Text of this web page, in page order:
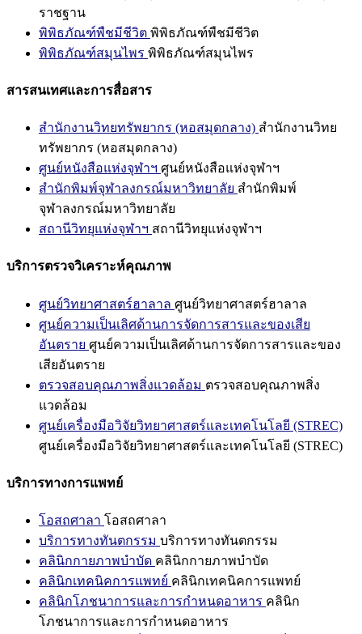
ราชฐาน
พิพิธภัณฑ์พืชมีชีวิต พิพิธภัณฑ์พืชมีชีวิต
พิพิธภัณฑ์สมุนไพร พิพิธภัณฑ์สมุนไพร
สารสนเทศและการสื่อสาร
สำนักงานวิทยทรัพยากร (หอสมุดกลาง) สำนักงานวิทย
ทรัพยากร (หอสมุดกลาง)
ศูนย์หนังสือแห่งจุฬาฯ ศูนย์หนังสือแห่งจุฬาฯ
สำนักพิมพ์จุฬาลงกรณ์มหาวิทยาลัย สำนักพิมพ์
จุฬาลงกรณ์มหาวิทยาลัย
สถานีวิทยุแห่งจุฬาฯ สถานีวิทยุแห่งจุฬาฯ
บริการตรวจวิเคราะห์คุณภาพ
ศูนย์วิทยาศาสตร์ฮาลาล ศูนย์วิทยาศาสตร์ฮาลาล
ศูนย์ความเป็นเลิศด้านการจัดการสารและของเสีย
อันตราย ศูนย์ความเป็นเลิศด้านการจัดการสารและของ
เสียอันตราย
ตรวจสอบคุณภาพสิ่งแวดล้อม ตรวจสอบคุณภาพสิ่ง
แวดล้อม
ศูนย์เครื่องมือวิจัยวิทยาศาสตร์และเทคโนโลยี (STREC)
ศูนย์เครื่องมือวิจัยวิทยาศาสตร์และเทคโนโลยี (STREC)
บริการทางการแพทย์
โอสถศาลา โอสถศาลา
บริการทางทันตกรรม บริการทางทันตกรรม
คลินิกกายภาพบำบัด คลินิกกายภาพบำบัด
คลินิกเทคนิคการแพทย์ คลินิกเทคนิคการแพทย์
คลินิกโภชนาการและการกำหนดอาหาร คลินิก
โภชนาการและการกำหนดอาหาร